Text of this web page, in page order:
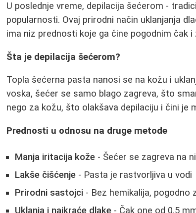
U poslednje vreme, depilacija šećerom -
popularnosti. Ovaj prirodni način uklanjanja
ima niz prednosti koje ga čine pogodnim čak
Šta je depilacija šećerom?
Topla šećerna pasta nanosi se na kožu i
voska, šećer se samo blago zagreva, što
nego za kožu, što olakšava depilaciju i čini je
Prednosti u odnosu na druge metode
Manja iritacija kože - Šećer se zagreva na
Lakše čišćenje - Pasta je rastvorljiva u vodi
Prirodni sastojci - Bez hemikalija, pogodno
Uklanja i najkraće dlake - Čak one od 0.5